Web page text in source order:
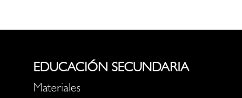
EDUCACIÓN SECUNDARIA
Materiales